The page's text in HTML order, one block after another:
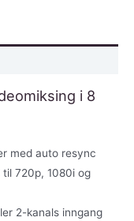
i 8
med auto resync
720p, 1080i og
2-kanals inngang